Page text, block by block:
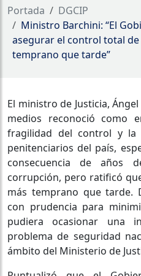
Portada
DGCIP
Ministro Barchini: “El
asegurar el control total
temprano que tarde”
El ministro de Justicia,
medios reconoció como
fragilidad del control y la
penitenciarios del país,
consecuencia de años
corrupción, pero ratificó
más temprano que tarde.
con prudencia para
pudiera ocasionar una
problema de seguridad
ámbito del Ministerio de